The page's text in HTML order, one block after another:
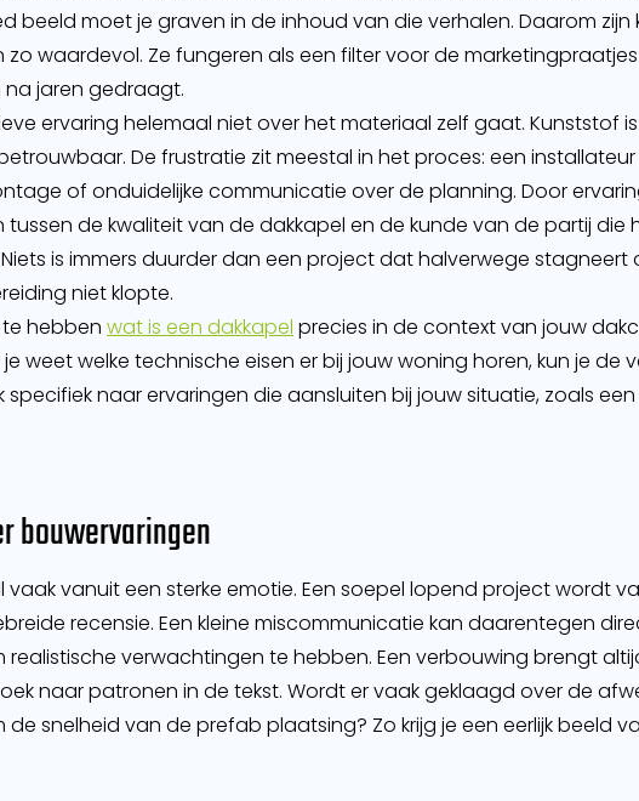
beeld moet je graven in de inhoud van die verhalen. Daarom
waardevol. Ze fungeren als een filter voor de
jaren gedraagt.
ervaring helemaal niet over het materiaal zelf gaat. Kunststof
De frustratie zit meestal in het proces: een
of onduidelijke communicatie over de planning. Door
de kwaliteit van de dakkapel en de kunde van de partij die
is immers duurder dan een project dat halverwege
niet klopte.
te hebben wat is een dakkapel precies in de context van jouw
weet welke technische eisen er bij jouw woning horen, kun je de
naar ervaringen die aansluiten bij jouw situatie, zoals
bouwervaringen
vaak vanuit een sterke emotie. Een soepel lopend project wordt
recensie. Een kleine miscommunicatie kan daarentegen
realistische verwachtingen te hebben. Een verbouwing brengt
naar patronen in de tekst. Wordt er vaak geklaagd over de
snelheid van de prefab plaatsing? Zo krijg je een eerlijk beeld